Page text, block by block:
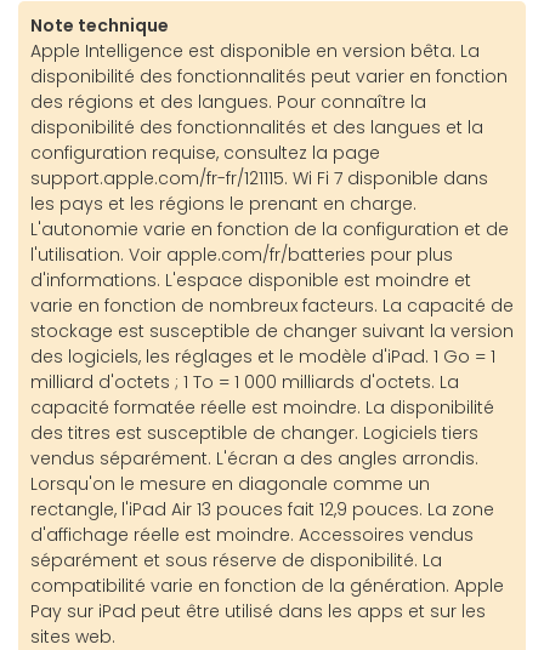
Note technique
Apple Intelligence est disponible en version bêta. La
disponibilité des fonctionnalités peut varier en fonction
des régions et des langues. Pour connaître la
disponibilité des fonctionnalités et des langues et la
configuration requise, consultez la page
support.apple.com/fr-fr/121115. Wi Fi 7 disponible dans
les pays et les régions le prenant en charge.
L'autonomie varie en fonction de la configuration et de
l'utilisation. Voir apple.com/fr/batteries pour plus
d'informations. L'espace disponible est moindre et
varie en fonction de nombreux facteurs. La capacité de
stockage est susceptible de changer suivant la version
des logiciels, les réglages et le modèle d'iPad. 1 Go = 1
milliard d'octets ; 1 To = 1 000 milliards d'octets. La
capacité formatée réelle est moindre. La disponibilité
des titres est susceptible de changer. Logiciels tiers
vendus séparément. L'écran a des angles arrondis.
Lorsqu'on le mesure en diagonale comme un
rectangle, l'iPad Air 13 pouces fait 12,9 pouces. La zone
d'affichage réelle est moindre. Accessoires vendus
séparément et sous réserve de disponibilité. La
compatibilité varie en fonction de la génération. Apple
Pay sur iPad peut être utilisé dans les apps et sur les
sites web.